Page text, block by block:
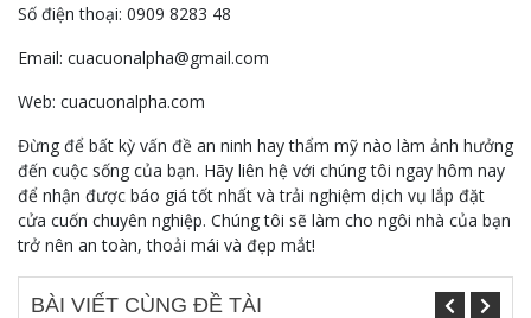
Số điện thoại: 0909 8283 48
Email: cuacuonalpha@gmail.com
Web: cuacuonalpha.com
Đừng để bất kỳ vấn đề an ninh hay thẩm mỹ nào làm ảnh hưởng
đến cuộc sống của bạn. Hãy liên hệ với chúng tôi ngay hôm nay
để nhận được báo giá tốt nhất và trải nghiệm dịch vụ lắp đặt
cửa cuốn chuyên nghiệp. Chúng tôi sẽ làm cho ngôi nhà của bạn
trở nên an toàn, thoải mái và đẹp mắt!
BÀI VIẾT CÙNG ĐỀ TÀI